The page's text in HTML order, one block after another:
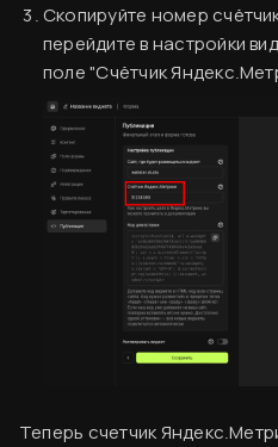
Скопируйте номер
перейдите в настройки
поле "Счётчик
Теперь счетчик